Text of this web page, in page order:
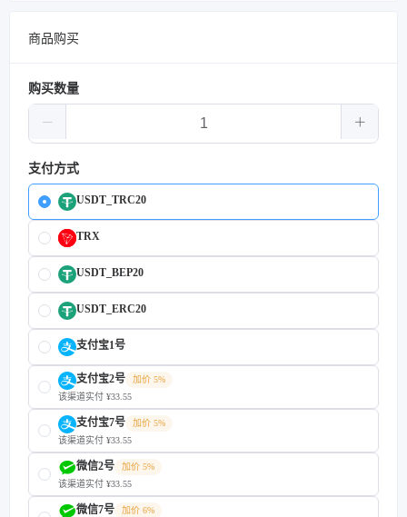
商品购买
购买数量
支付方式
USDT_TRC20
TRX
USDT_BEP20
USDT_ERC20
支付宝1号
支付宝2号
加价 5%
该渠道实付 ¥33.55
支付宝7号
加价 5%
该渠道实付 ¥33.55
微信2号
加价 5%
该渠道实付 ¥33.55
微信7号
加价 6%